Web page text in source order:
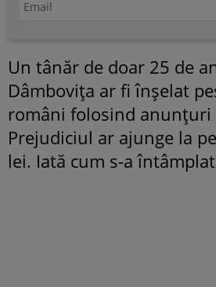
Un tânăr de doar 25 de
Dâmbovița ar fi înșelat
români folosind anunțuri
Prejudiciul ar ajunge la
lei. Iată cum s-a